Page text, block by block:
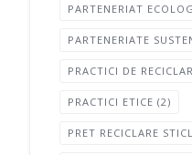
PARTENERIAT
PARTENERIATE
PRACTICI DE
PRACTICI ETICE (2)
PRET RECICLARE